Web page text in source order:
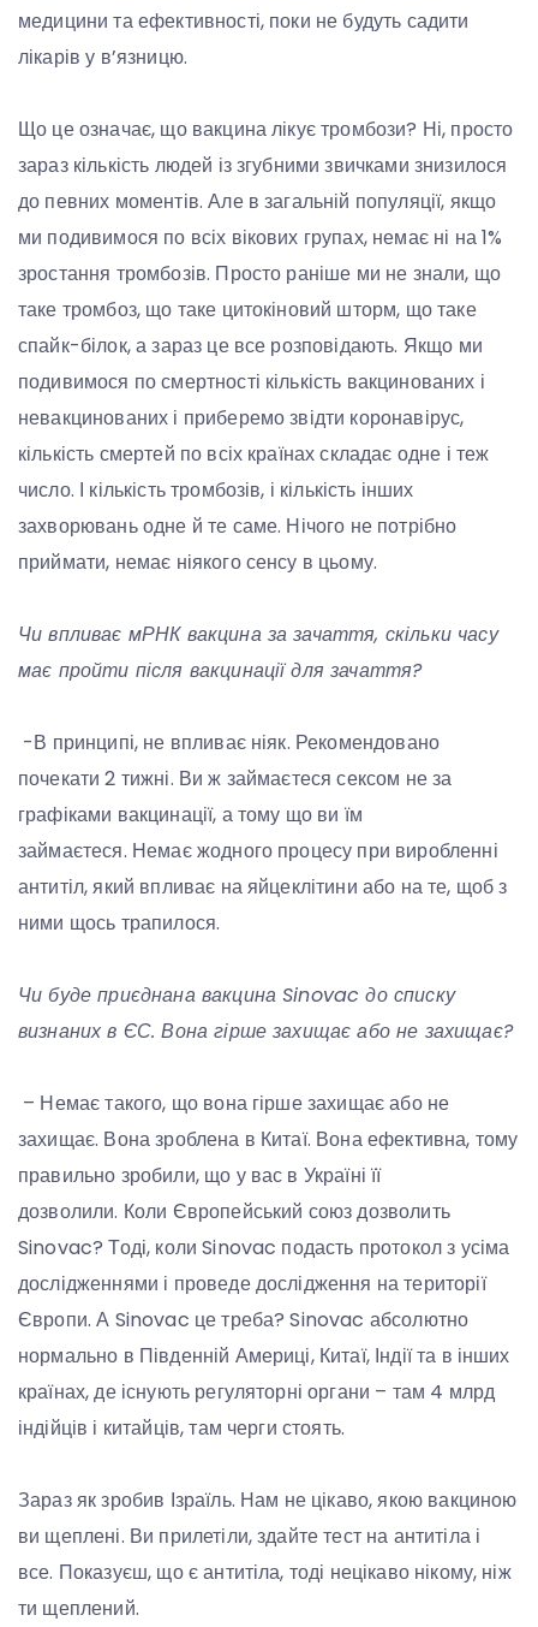
медицини та ефективності, поки не будуть садити
лікарів у в’язницю.
Що це означає, що вакцина лікує тромбози? Ні, просто
зараз кількість людей із згубними звичками знизилося
до певних моментів. Але в загальній популяції, якщо
ми подивимося по всіх вікових групах, немає ні на 1%
зростання тромбозів. Просто раніше ми не знали, що
таке тромбоз, що таке цитокіновий шторм, що таке
спайк-білок, а зараз це все розповідають. Якщо ми
подивимося по смертності кількість вакцинованих і
невакцинованих і приберемо звідти коронавірус,
кількість смертей по всіх країнах складає одне і теж
число. І кількість тромбозів, і кількість інших
захворювань одне й те саме. Нічого не потрібно
приймати, немає ніякого сенсу в цьому.
Чи впливає мРНК вакцина за зачаття, скільки часу
має пройти після вакцинації для зачаття?
-В принципі, не впливає ніяк. Рекомендовано
почекати 2 тижні. Ви ж займаєтеся сексом не за
графіками вакцинації, а тому що ви їм
займаєтеся. Немає жодного процесу при виробленні
антитіл, який впливає на яйцеклітини або на те, щоб з
ними щось трапилося.
Чи буде приєднана вакцина Sinovac до списку
визнаних в ЄС. Вона гірше захищає або не захищає?
– Немає такого, що вона гірше захищає або не
захищає. Вона зроблена в Китаї. Вона ефективна, тому
правильно зробили, що у вас в Україні її
дозволили. Коли Європейський союз дозволить
Sinovac? Тоді, коли Sinovac подасть протокол з усіма
дослідженнями і проведе дослідження на території
Європи. А Sinovac це треба? Sinovac абсолютно
нормально в Південній Америці, Китаї, Індії та в інших
країнах, де існують регуляторні органи – там 4 млрд
індійців і китайців, там черги стоять.
Зараз як зробив Ізраїль. Нам не цікаво, якою вакциною
ви щеплені. Ви прилетіли, здайте тест на антитіла і
все. Показуєш, що є антитіла, тоді нецікаво нікому, ніж
ти щеплений.